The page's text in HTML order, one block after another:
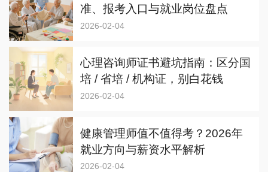
准、报考入口与就业岗位盘点
2026-02-04
心理咨询师证书避坑指南：区分国
培 / 省培 / 机构证，别白花钱
2026-02-04
健康管理师值不值得考？2026年
就业方向与薪资水平解析
2026-02-04